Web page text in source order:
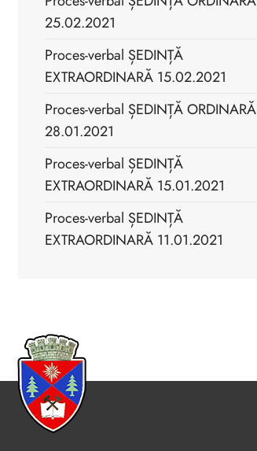
25.02.2021
Proces-verbal ȘEDINȚĂ
EXTRAORDINARĂ 15.02.2021
Proces-verbal ȘEDINȚĂ ORDINARĂ
28.01.2021
Proces-verbal ȘEDINȚĂ
EXTRAORDINARĂ 15.01.2021
Proces-verbal ȘEDINȚĂ
EXTRAORDINARĂ 11.01.2021